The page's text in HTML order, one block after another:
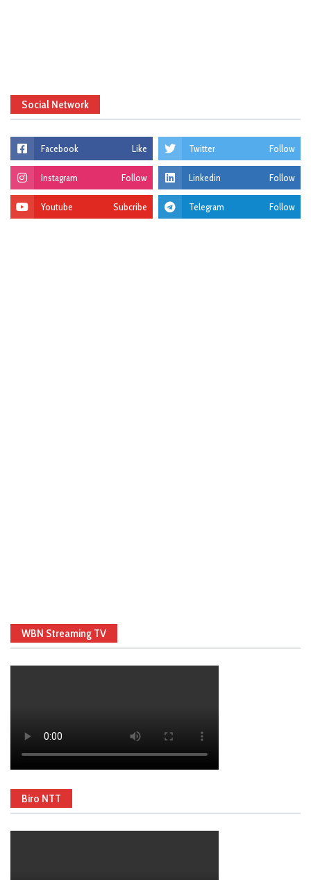
Social Network
Facebook Like Twitter Follow
Instagram Follow Linkedin Follow
Youtube Subcribe Telegram Follow
WBN Streaming TV
Biro NTT